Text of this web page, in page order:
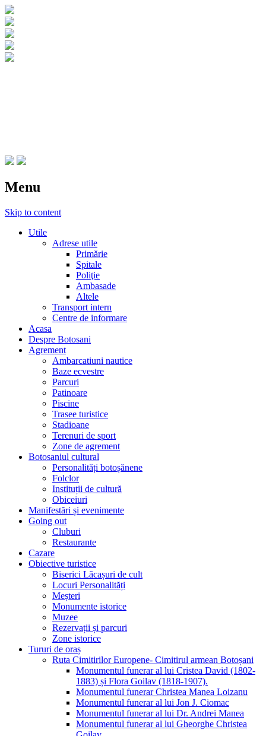
Menu
Skip to content
Utile
Adrese utile
Primărie
Spitale
Poliţie
Ambasade
Altele
Transport intern
Centre de informare
Acasa
Despre Botosani
Agrement
Ambarcatiuni nautice
Baze ecvestre
Parcuri
Patinoare
Piscine
Trasee turistice
Stadioane
Terenuri de sport
Zone de agrement
Botosaniul cultural
Personalități botoșănene
Folclor
Instituții de cultură
Obiceiuri
Manifestări și evenimente
Going out
Cluburi
Restaurante
Cazare
Obiective turistice
Biserici Lăcașuri de cult
Locuri Personalități
Meșteri
Monumente istorice
Muzee
Rezervații și parcuri
Zone istorice
Tururi de oraș
Ruta Cimitirilor Europene- Cimitirul armean Botoșani
Monumentul funerar al lui Cristea David (1802-
1883) și Flora Goilav (1818-1907).
Monumentul funerar Christea Manea Loizanu
Monumentul funerar al lui Jon J. Ciomac
Monumentul funerar al lui Dr. Andrei Manea
Monumentul funerar al lui Gheorghe Christea